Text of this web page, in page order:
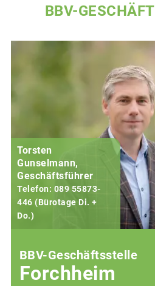
BBV-
Torsten
Gunselmann,
Geschäftsführer
Telefon: 089 55873-
446 (Bürotage Di. +
Do.)
BBV-Geschäftsstelle
Forchheim